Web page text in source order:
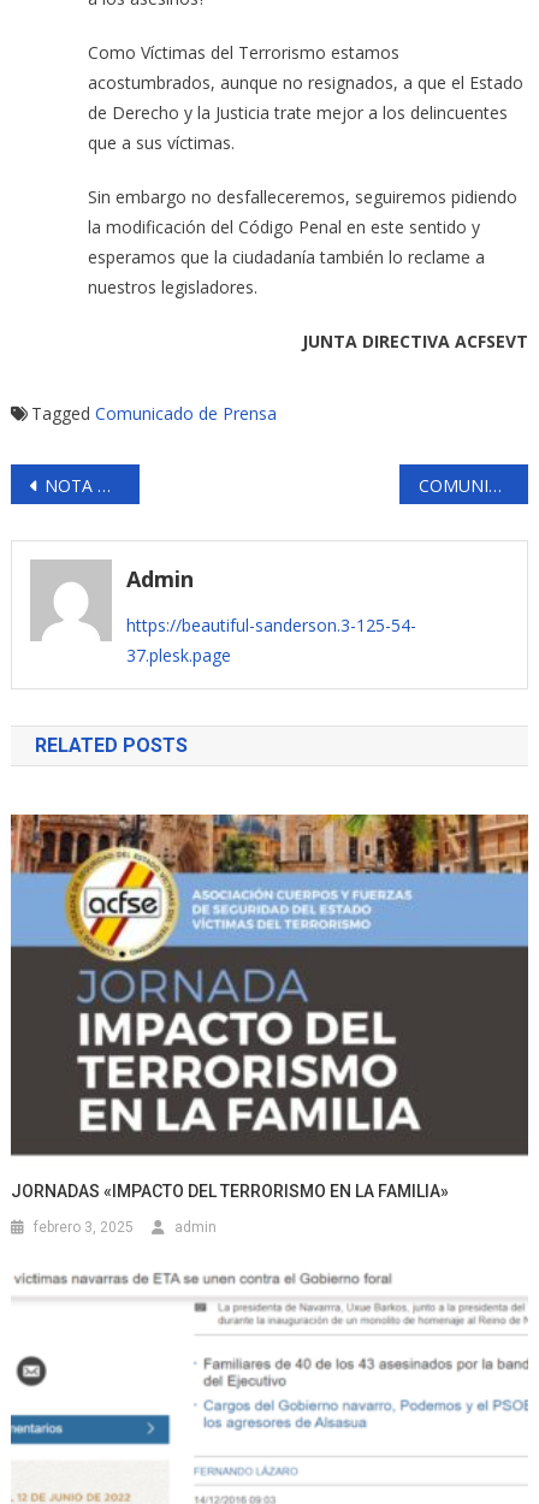
Como Víctimas del Terrorismo estamos
acostumbrados, aunque no resignados, a que el Estado
de Derecho y la Justicia trate mejor a los delincuentes
que a sus víctimas.
Sin embargo no desfalleceremos, seguiremos pidiendo
la modificación del Código Penal en este sentido y
esperamos que la ciudadanía también lo reclame a
nuestros legisladores.
JUNTA DIRECTIVA ACFSEVT
Tagged Comunicado de Prensa
Navegación
entradas
NOTA DE PRENSA COMUNICADO DE PRENSA 20 abril 2018
Admin
https://beautiful-sanderson.3-125-54-
37.plesk.page
RELATED POSTS
JORNADAS «IMPACTO DEL TERRORISMO EN LA FAMILIA»
febrero 3, 2025 admin